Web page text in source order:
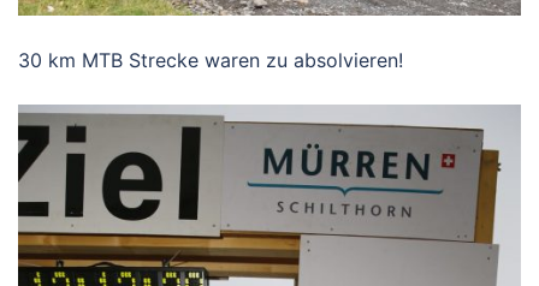
30 km MTB Strecke waren zu absolvieren!